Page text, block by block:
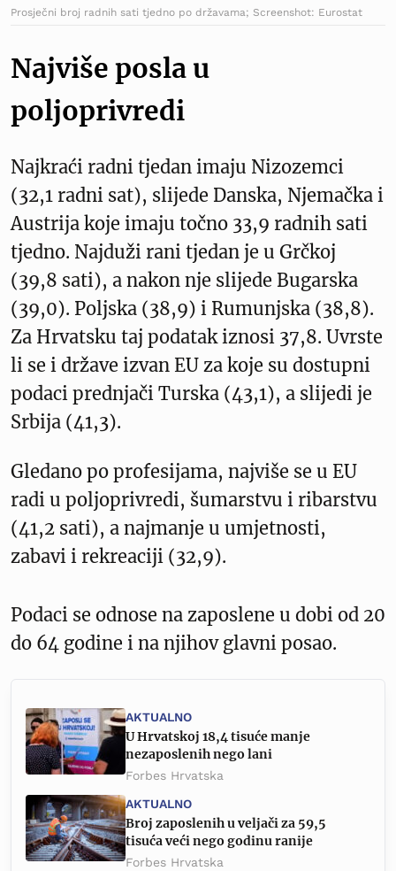
Prosječni broj radnih sati tjedno po državama; Screenshot: Eurostat
Najviše posla u
poljoprivredi
Najkraći radni tjedan imaju Nizozemci
(32,1 radni sat), slijede Danska, Njemačka i
Austrija koje imaju točno 33,9 radnih sati
tjedno. Najduži rani tjedan je u Grčkoj
(39,8 sati), a nakon nje slijede Bugarska
(39,0). Poljska (38,9) i Rumunjska (38,8).
Za Hrvatsku taj podatak iznosi 37,8. Uvrste
li se i države izvan EU za koje su dostupni
podaci prednjači Turska (43,1), a slijedi je
Srbija (41,3).
Gledano po profesijama, najviše se u EU
radi u poljoprivredi, šumarstvu i ribarstvu
(41,2 sati), a najmanje u umjetnosti,
zabavi i rekreaciji (32,9).
Podaci se odnose na zaposlene u dobi od 20
do 64 godine i na njihov glavni posao.
AKTUALNO
U Hrvatskoj 18,4 tisuće manje
nezaposlenih nego lani
Forbes Hrvatska
AKTUALNO
Broj zaposlenih u veljači za 59,5
tisuća veći nego godinu ranije
Forbes Hrvatska